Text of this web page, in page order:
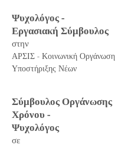
Ψυχολόγος -
Εργασιακή Σύμβουλος
στην
ΑΡΣΙΣ - Κοινωνική Οργάνωση
Υποστήριξης Νέων
Σύμβουλος Οργάνωσης
Χρόνου -
Ψυχολόγος
σε